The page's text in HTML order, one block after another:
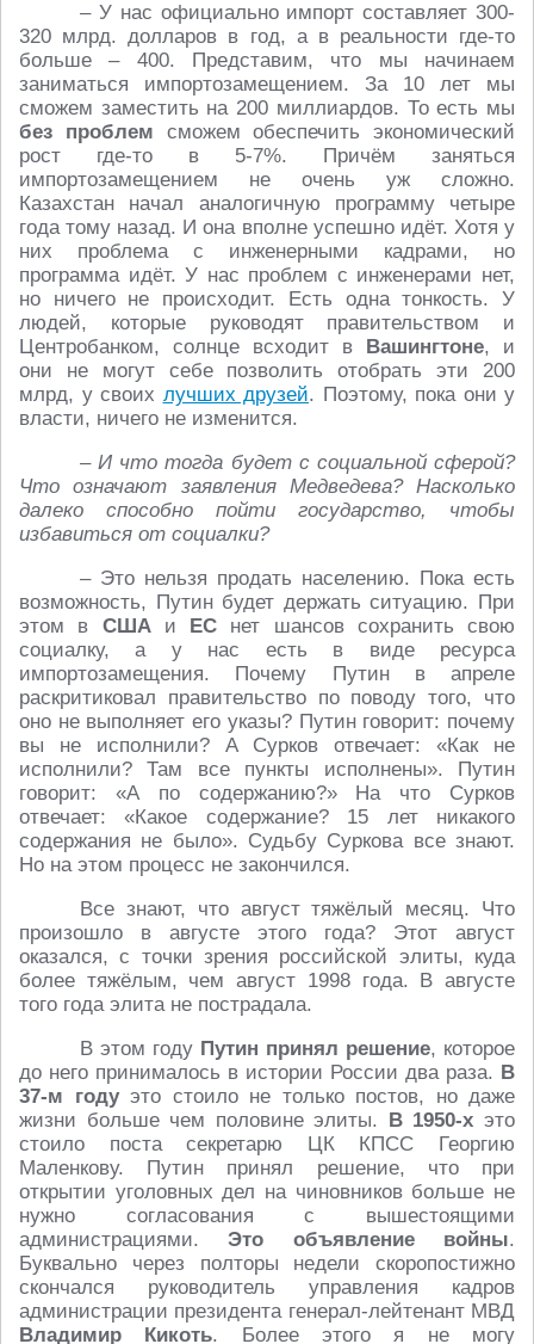
– У нас официально импорт составляет 300-
320 млрд. долларов в год, а в реальности где-то
больше – 400. Представим, что мы начинаем
заниматься импортозамещением. За 10 лет мы
сможем заместить на 200 миллиардов. То есть мы
без проблем сможем обеспечить экономический
рост где-то в 5-7%. Причём заняться
импортозамещением не очень уж сложно.
Казахстан начал аналогичную программу четыре
года тому назад. И она вполне успешно идёт. Хотя у
них проблема с инженерными кадрами, но
программа идёт. У нас проблем с инженерами нет,
но ничего не происходит. Есть одна тонкость. У
людей, которые руководят правительством и
Центробанком, солнце всходит в Вашингтоне, и
они не могут себе позволить отобрать эти 200
млрд, у своих лучших друзей. Поэтому, пока они у
власти, ничего не изменится.
– И что тогда будет с социальной сферой?
Что означают заявления Медведева? Насколько
далеко способно пойти государство, чтобы
избавиться от социалки?
– Это нельзя продать населению. Пока есть
возможность, Путин будет держать ситуацию. При
этом в СШАи ЕС нет шансов сохранить свою
социалку, а у нас есть в виде ресурса
импортозамещения. Почему Путин в апреле
раскритиковал правительство по поводу того, что
оно не выполняет его указы? Путин говорит: почему
вы не исполнили? А Сурков отвечает: «Как не
исполнили? Там все пункты исполнены». Путин
говорит: «А по содержанию?» На что Сурков
отвечает: «Какое содержание? 15 лет никакого
содержания не было». Судьбу Суркова все знают.
Но на этом процесс не закончился.
Все знают, что август тяжёлый месяц. Что
произошло в августе этого года? Этот август
оказался, с точки зрения российской элиты, куда
более тяжёлым, чем август 1998 года. В августе
того года элита не пострадала.
В этом году Путин принял решение, которое
до него принималось в истории России два раза. В
37-м годуэто стоило не только постов, но даже
жизни больше чем половине элиты. В 1950-х это
стоило поста секретарю ЦК КПСС Георгию
Маленкову. Путин принял решение, что при
открытии уголовных дел на чиновников больше не
нужно согласования с вышестоящими
администрациями.Это объявление войны.
Буквально через полторы недели скоропостижно
скончался руководитель управления кадров
администрации президента генерал-лейтенант МВД
Владимир Кикоть. Более этого я не могу